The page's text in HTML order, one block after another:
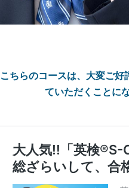
こちらのコースは、大変ご
ていただくことに